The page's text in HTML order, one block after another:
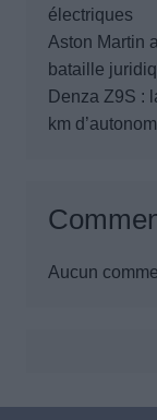
électriques
Aston Martin
bataille
Denza Z9S :
km
Aucun